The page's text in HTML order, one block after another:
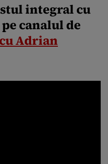
integral cu
canalul de
Adrian